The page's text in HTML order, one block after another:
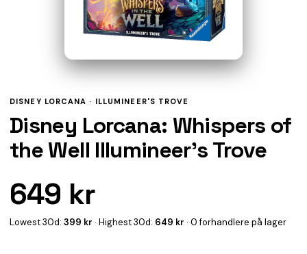
DISNEY LORCANA · ILLUMINEER'S TROVE
Disney Lorcana: Whispers of
the Well Illumineer's Trove
649 kr
Lowest 30d: 399 kr · Highest 30d: 649 kr · 0 forhandlere på lager